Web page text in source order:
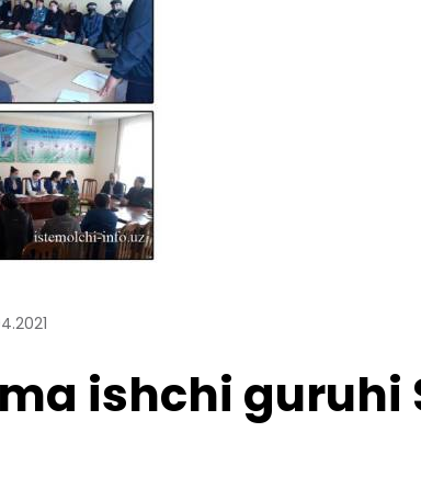
ishchi guruhi